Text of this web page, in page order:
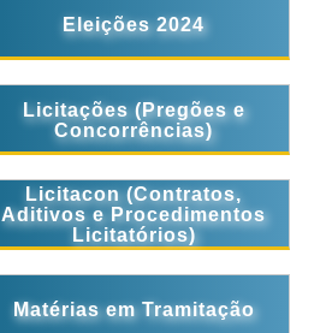
Eleições 2024
Licitações (Pregões e
Concorrências)
Licitacon (Contratos,
Aditivos e Procedimentos
Licitatórios)
Matérias em Tramitação